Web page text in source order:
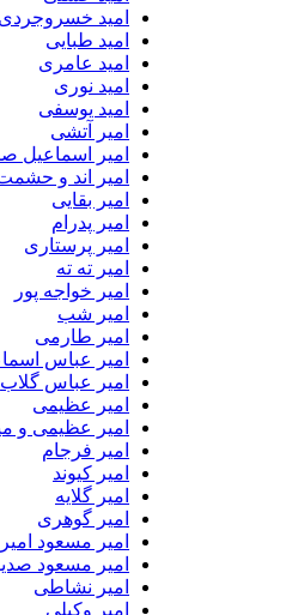
امید خسروجردی
امید طبایی
امید عامری
امید نوری
امید یوسفی
امیر آتشی
امیر اسماعیل صدفی
امیر اند و حشمت فغانی
امیر بقایی
امیر پدرام
امیر پرستاری
امیر ته ته
امیر خواجه پور
امیر شب
امیر طارمی
امیر عباس اسماعیلی
امیر عباس گلاب
امیر عظیمی
امیر عظیمی و میلاد بابایی
امیر فرجام
امیر کیوند
امیر گلایه
امیر گوهری
امیر مسعود امیری
امیر مسعود صدیق
امیر نشاطی
امیر وکیلی